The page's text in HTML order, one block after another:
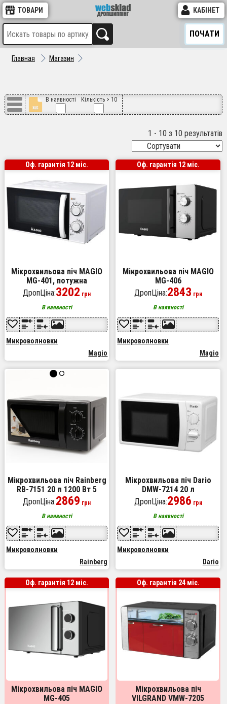
ТОВАРИ КАБІНЕТ
ПОЧАТИ
Главная Магазин
В наявності Кількість > 10
1 - 10 з 10 результатів
Мікрохвильова піч MAGIO
MG-401, потужна
мікрохвильова піч,
мікрохвильові печі,
мікрохвильові печі
ДропЦіна:3202 грн
В наявності
Микроволновки
Magio
Оф. гарантія 12 міс.
Мікрохвильова піч MAGIO
MG-406
ДропЦіна:2843 грн
В наявності
Микроволновки
Magio
Оф. гарантія 12 міс.
Мікрохвильова піч Rainberg
RB-7151 20 л 1200 Вт 5
рівнів потужності 8
режимів Black
ДропЦіна:2869 грн
В наявності
Микроволновки
Rainberg
Мікрохвильова піч Dario
DMW-7214 20 л
ДропЦіна:2986 грн
В наявності
Микроволновки
Dario
Мікрохвильова піч MAGIO
MG-405
Оф. гарантія 12 міс.
Мікрохвильова піч
VILGRAND VMW-7205
Оф. гарантія 24 міс.